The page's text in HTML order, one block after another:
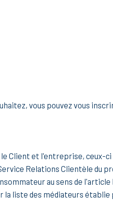
vous pouvez vous
Client et l'entreprise, ceux-
Relations Clientèle du
au sens de
liste des médiateurs établie